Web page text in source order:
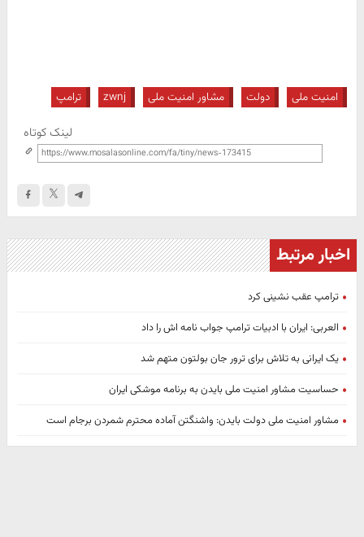
امنیت ملی دولت مشاور امنیت ملی zwnj ترامپ
لینک کوتاه
اخبار مرتبط
ترامپ عقب نشینی کرد
العربی: ایران با ادبیات ترامپ جواب نامه اش را داد
یک ایرانی به تلاش برای ترور جان بولتون متهم شد
حساسیت مشاور امنیت ملی بایدن به برنامه موشکی ایران
مشاور امنیت ملی دولت بایدن: واشنگتن آماده محترم شمردن برجام است